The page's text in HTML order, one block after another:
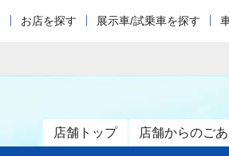
お店を探す 展示車/試乗車を探す
店舗トップ 店舗からのご